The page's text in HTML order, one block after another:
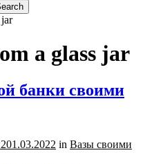
a glass jar
банки своими
01.03.2022 in Вазы своими